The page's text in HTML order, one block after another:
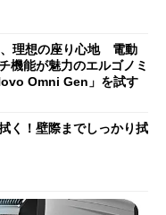
理想の座り心地 電動
機能が魅力のエルゴノミ
Omni Gen」を試す
く！壁際までしっかり拭